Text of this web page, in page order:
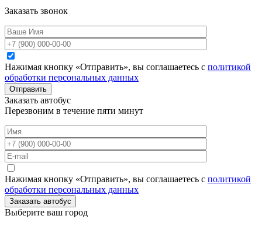
Заказать звонок
Нажимая кнопку «Отправить», вы соглашаетесь с политикой
обработки персональных данных
Отправить
Заказать автобус
Перезвоним в течение пяти минут
Нажимая кнопку «Отправить», вы соглашаетесь с политикой
обработки персональных данных
Заказать автобус
Выберите ваш город